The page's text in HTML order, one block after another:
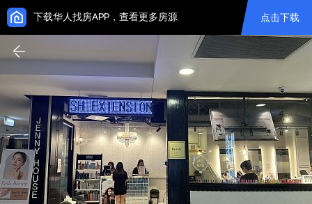
下载华人找房APP，查看更多房源 点击下载